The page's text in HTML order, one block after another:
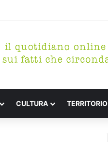
CULTURA TERRITORIO